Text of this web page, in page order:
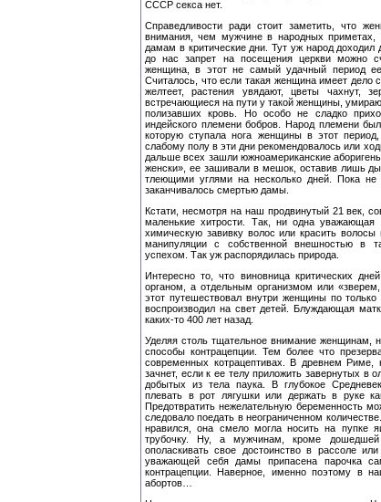
СССР секса нет.
Справедливости ради стоит заметить, что
внимания, чем мужчине в народных приметах,
дамам в критические дни. Тут уж народ
до нас запрет на посещения церкви можно
женщина, в этот не самый удачный период ее
Считалось, что если такая женщина имеет дело
желтеет, растения увядают, цветы чахнут,
встречающиеся на пути у такой женщины,
полизавших кровь. Но особо не сладко
индейского племени бобров. Народ племени
которую ступала нога женщины в этот
слабому полу в эти дни рекомендовалось или
дальше всех зашли южноамериканские
женски», ее зашивали в мешок, оставив лишь
тлеющими углями на несколько дней. Пока
заканчивалось смертью дамы.
Кстати, несмотря на наш продвинутый 21 век,
маленькие хитрости. Так, ни одна
химическую завивку волос или красить
манипуляции с собственной внешностью в
успехом. Так уж распорядилась природа.
Интересно то, что виновница критических
органом, а отдельным организмом или
этот путешествовал внутри женщины по
воспроизводил на свет детей. Блуждающая
каких-то 400 лет назад.
Уделяя столь тщательное внимание женщинам,
способы контрацепции. Тем более что
современных котрацептивах. В древнем
зачнет, если к ее телу приложить завернутых в
добытых из тела паука. В глубокое
плевать в рот лягушки или держать в руке
Предотвратить нежелательную беременность
следовало поедать в неограниченном
нравился, она смело могла носить на пупке
трубочку. Ну, а мужчинам, кроме дошедшей
ополаскивать свое достоинство в рассоле
уважающей себя дамы припасена парочка
контрацепции. Наверное, именно поэтому в
абортов…